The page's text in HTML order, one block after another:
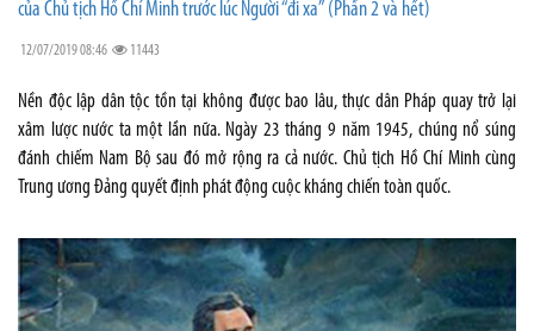
của Chủ tịch Hồ Chí Minh trước lúc Người “đi xa” (Phần 2 và hết)
12/07/2019 08:46 11443
Nền độc lập dân tộc tồn tại không được bao lâu, thực dân Pháp quay trở lại
xâm lược nước ta một lần nữa. Ngày 23 tháng 9 năm 1945, chúng nổ súng
đánh chiếm Nam Bộ sau đó mở rộng ra cả nước. Chủ tịch Hồ Chí Minh cùng
Trung ương Đảng quyết định phát động cuộc kháng chiến toàn quốc.